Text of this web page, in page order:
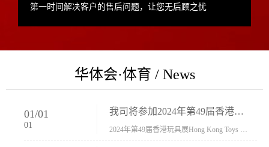
第一时间解决客户的售后问题，让您无后顾之忧
华体会·体育 / News
01/01
01
我司将参加2024年第49届香港玩具展Hong Kong Toys & Games Fair 欢迎新···